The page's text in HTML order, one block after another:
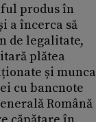
produs în
a încerca să
de legalitate,
plătea
și munca
cu bancnote
Română